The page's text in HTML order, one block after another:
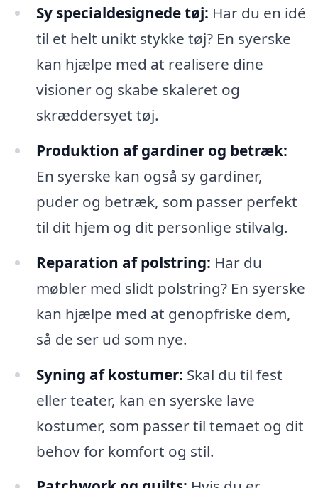
Sy specialdesignede tøj: Har du en idé
til et helt unikt stykke tøj? En syerske
kan hjælpe med at realisere dine
visioner og skabe skaleret og
skræddersyet tøj.
Produktion af gardiner og betræk:
En syerske kan også sy gardiner,
puder og betræk, som passer perfekt
til dit hjem og dit personlige stilvalg.
Reparation af polstring: Har du
møbler med slidt polstring? En syerske
kan hjælpe med at genopfriske dem,
så de ser ud som nye.
Syning af kostumer: Skal du til fest
eller teater, kan en syerske lave
kostumer, som passer til temaet og dit
behov for komfort og stil.